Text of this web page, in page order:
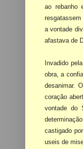
ao rebanho
a vontade
afastava de
Invadido
obra, a
desanimar.
coração
vontade do
castigado
useis de